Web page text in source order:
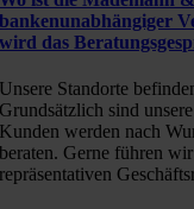
bankenunabhängiger
wird das
Unsere Standorte
Grundsätzlich sind
Kunden werden nach
beraten. Gerne führen
repräsentativen